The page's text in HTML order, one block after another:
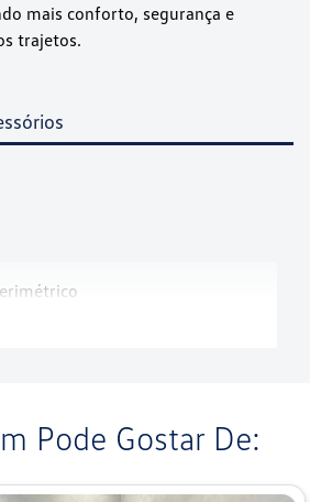
mais conforto, segurança e
trajetos.
Pode Gostar De: